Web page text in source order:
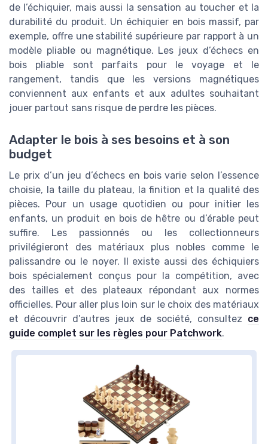
de l’échiquier, mais aussi la sensation au toucher et la
durabilité du produit. Un échiquier en bois massif, par
exemple, offre une stabilité supérieure par rapport à un
modèle pliable ou magnétique. Les jeux d’échecs en
bois pliable sont parfaits pour le voyage et le
rangement, tandis que les versions magnétiques
conviennent aux enfants et aux adultes souhaitant
jouer partout sans risque de perdre les pièces.
Adapter le bois à ses besoins et à son
budget
Le prix d’un jeu d’échecs en bois varie selon l’essence
choisie, la taille du plateau, la finition et la qualité des
pièces. Pour un usage quotidien ou pour initier les
enfants, un produit en bois de hêtre ou d’érable peut
suffire. Les passionnés ou les collectionneurs
privilégieront des matériaux plus nobles comme le
palissandre ou le noyer. Il existe aussi des échiquiers
bois spécialement conçus pour la compétition, avec
des tailles et des plateaux répondant aux normes
officielles. Pour aller plus loin sur le choix des matériaux
et découvrir d’autres jeux de société, consultez ce
guide complet sur les règles pour Patchwork.